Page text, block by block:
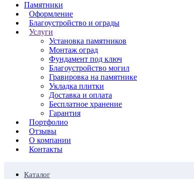
Памятники
Оформление
Благоустройство и ограды
Услуги
Установка памятников
Монтаж оград
Фундамент под ключ
Благоустройство могил
Гравировка на памятнике
Укладка плитки
Доставка и оплата
Бесплатное хранение
Гарантия
Портфолио
Отзывы
О компании
Контакты
Каталог